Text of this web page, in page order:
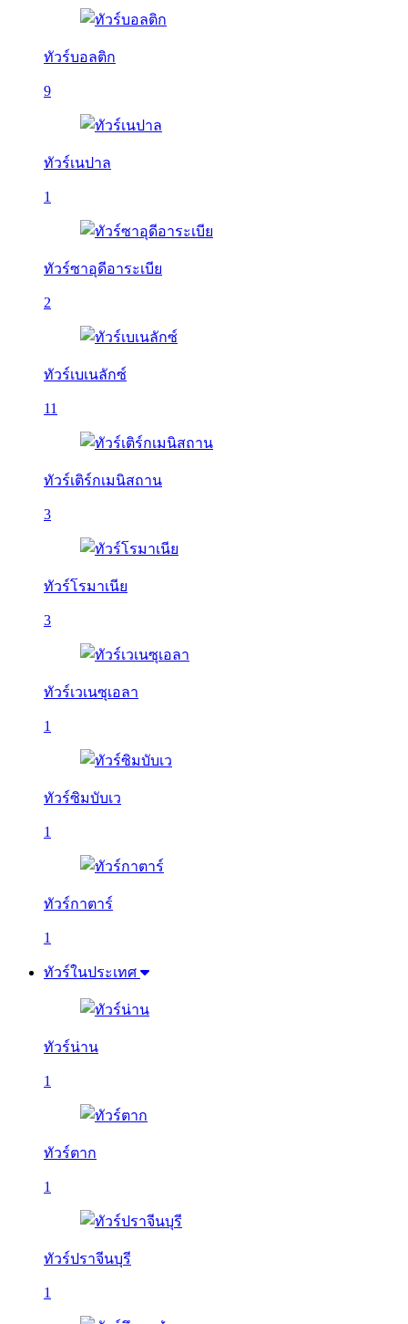
ทัวร์บอลติก
9
ทัวร์เนปาล
1
ทัวร์ซาอุดีอาระเบีย
2
ทัวร์เบเนลักซ์
11
ทัวร์เติร์กเมนิสถาน
3
ทัวร์โรมาเนีย
3
ทัวร์เวเนซุเอลา
1
ทัวร์ซิมบับเว
1
ทัวร์กาตาร์
1
ทัวร์ในประเทศ
ทัวร์น่าน
1
ทัวร์ตาก
1
ทัวร์ปราจีนบุรี
1